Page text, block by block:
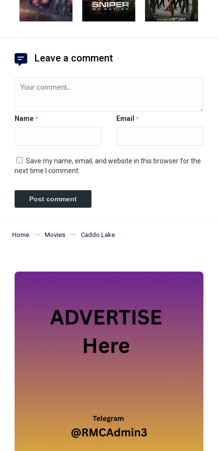
Leave a comment
Name * Email *
Save my name, email, and website in this browser for the
next time I comment.
Home Movies Caddo Lake